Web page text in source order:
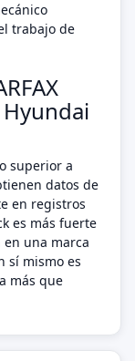
trabajo de
superior a
datos de
en registros
es más fuerte
una marca
sí mismo es
más que